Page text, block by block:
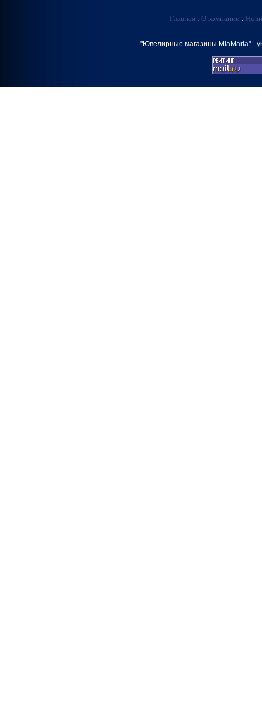
Главная :О компании :
"Ювелирные магазины MiaMaria" -